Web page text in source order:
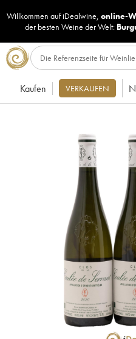
Willkommen auf iDealwine, online-
der besten Weine der Welt:
Kaufen VERKAUFEN